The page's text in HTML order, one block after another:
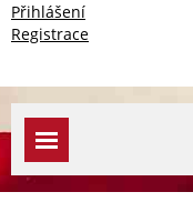
Přihlášení
Registrace